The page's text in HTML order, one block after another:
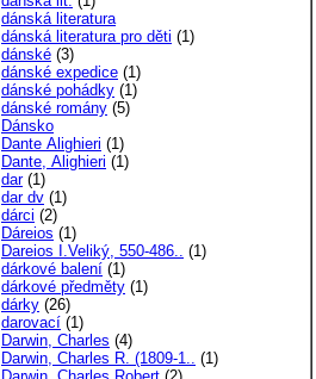
dánská literatura
dánská literatura pro děti (1)
dánské (3)
dánské expedice (1)
dánské pohádky (1)
dánské romány (5)
Dánsko
Dante Alighieri (1)
Dante, Alighieri (1)
dar(1)
dar dv (1)
dárci (2)
Dáreios (1)
Dareios I.Veliký, 550-486.. (1)
dárkové balení (1)
dárkové předměty (1)
dárky (26)
darovací (1)
Darwin, Charles (4)
Darwin, Charles R. (1809-1.. (1)